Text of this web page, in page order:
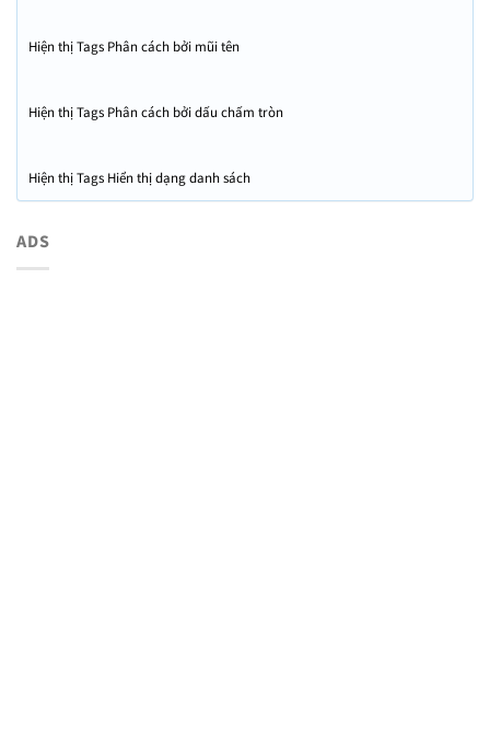
Hiện thị Tags Phân cách bởi mũi tên
Hiện thị Tags Phân cách bởi dấu chấm tròn
Hiện thị Tags Hiển thị dạng danh sách
ADS